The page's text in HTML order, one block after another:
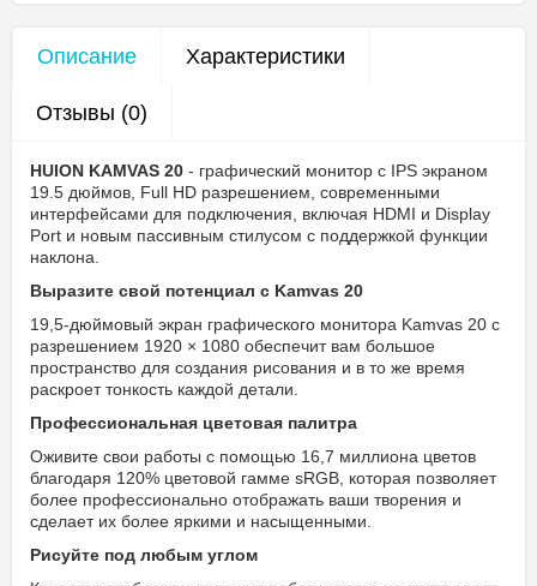
Описание Характеристики
Отзывы (0)
HUION KAMVAS 20 - графический монитор с IPS экраном
19.5 дюймов, Full HD разрешением, современными
интерфейсами для подключения, включая HDMI и Display
Port и новым пассивным стилусом с поддержкой функции
наклона.
Выразите свой потенциал с Kamvas 20
19,5-дюймовый экран графического монитора Kamvas 20 с
разрешением 1920 × 1080 обеспечит вам большое
пространство для создания рисования и в то же время
раскроет тонкость каждой детали.
Профессиональная цветовая палитра
Оживите свои работы с помощью 16,7 миллиона цветов
благодаря 120% цветовой гамме sRGB, которая позволяет
более профессионально отображать ваши творения и
сделает их более яркими и насыщенными.
Рисуйте под любым углом